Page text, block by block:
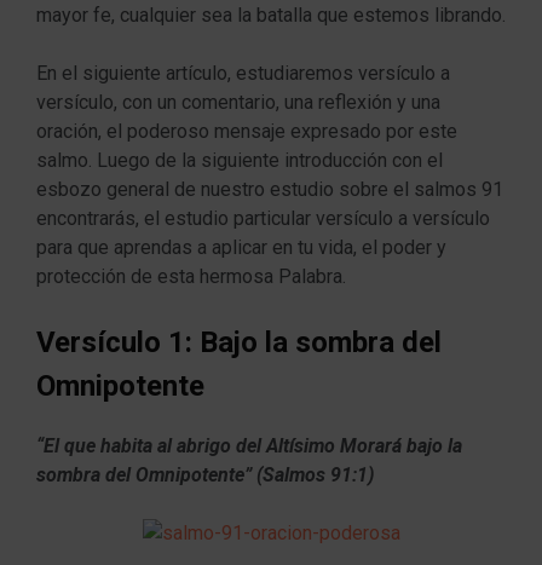
mayor fe, cualquier sea la batalla que estemos librando.
En el siguiente artículo, estudiaremos versículo a
versículo, con un comentario, una reflexión y una
oración, el poderoso mensaje expresado por este
salmo. Luego de la siguiente introducción con el
esbozo general de nuestro estudio sobre el salmos 91
encontrarás, el estudio particular versículo a versículo
para que aprendas a aplicar en tu vida, el poder y
protección de esta hermosa Palabra.
Versículo 1: Bajo la sombra del
Omnipotente
“El que habita al abrigo del Altísimo Morará bajo la
sombra del Omnipotente” (Salmos 91:1)